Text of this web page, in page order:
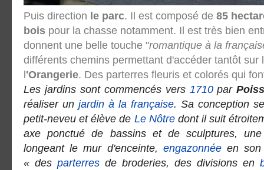
Puis direction le parc. Il est composé de 85
bois pour la chasse notamment. Il est très bien
donnent une belle touche "romantique à la
différents chemins permettant d'accéder tantôt sur
l'Orangerie. Des parterres fleuris et colorés qui
Les jardins sont commencés vers 1710par
réaliser un jardin à la française. Sa conception
petit-neveu et élève de Le Nôtredont il suit
axe ponctué de bassins et de sculptures,
longeant le mur d'enceinte, engazonnéeen son
« des parterres de broderies, des divisions en